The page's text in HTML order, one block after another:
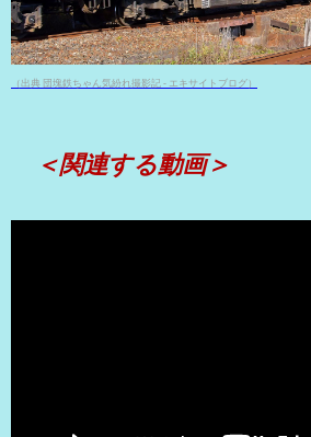
（出典 団塊鉄ちゃん気紛れ撮影記 - エキサイトブログ）
＜関連する動画＞